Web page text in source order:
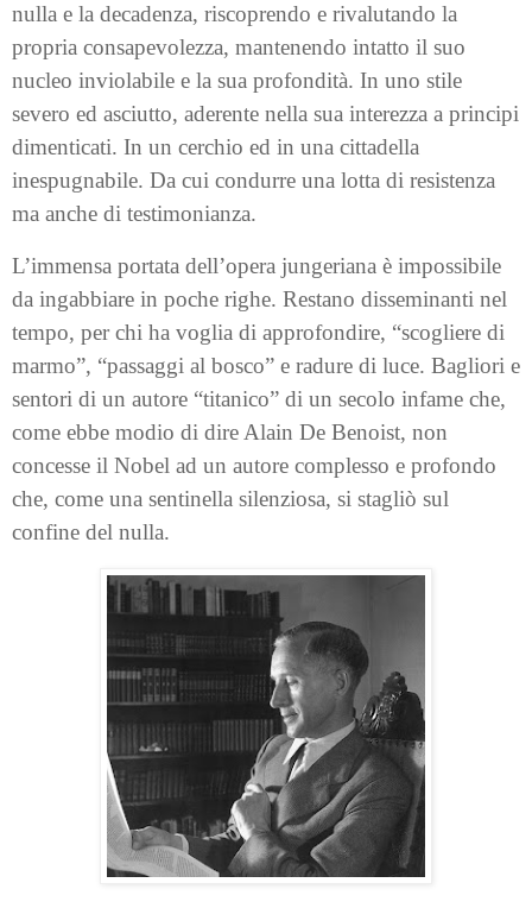
nulla e la decadenza, riscoprendo e rivalutando la
propria consapevolezza, mantenendo intatto il suo
nucleo inviolabile e la sua profondità. In uno stile
severo ed asciutto, aderente nella sua interezza a principi
dimenticati. In un cerchio ed in una cittadella
inespugnabile. Da cui condurre una lotta di resistenza
ma anche di testimonianza.
L’immensa portata dell’opera jungeriana è impossibile
da ingabbiare in poche righe. Restano disseminanti nel
tempo, per chi ha voglia di approfondire, “scogliere di
marmo”, “passaggi al bosco” e radure di luce. Bagliori e
sentori di un autore “titanico” di un secolo infame che,
come ebbe modio di dire Alain De Benoist, non
concesse il Nobel ad un autore complesso e profondo
che, come una sentinella silenziosa, si stagliò sul
confine del nulla.